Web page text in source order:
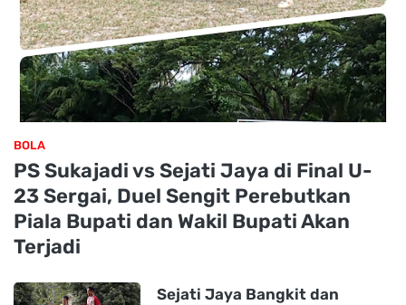
BOLA
PS Sukajadi vs Sejati Jaya di Final U-
23 Sergai, Duel Sengit Perebutkan
Piala Bupati dan Wakil Bupati Akan
Terjadi
Sejati Jaya Bangkit dan